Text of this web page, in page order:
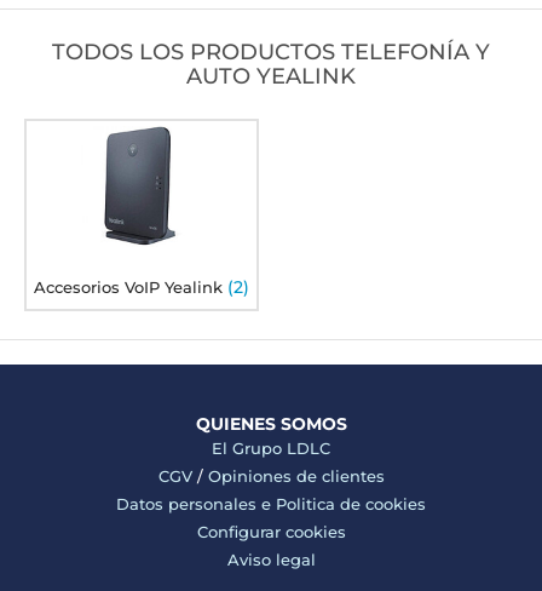
TODOS LOS PRODUCTOS TELEFONÍA Y
AUTO YEALINK
Accesorios VoIP Yealink (2)
QUIENES SOMOS
El Grupo LDLC
CGV/ Opiniones de clientes
Datos personales e Politica de cookies
Configurar cookies
Aviso legal